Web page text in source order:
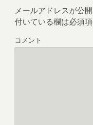
メールアドレスが公
付いている欄は必須
コメント